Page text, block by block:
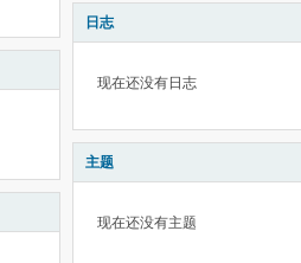
日志
现在还没有日志
主题
现在还没有主题